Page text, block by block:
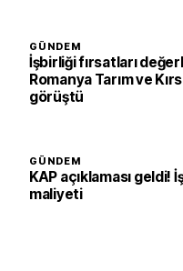
GÜNDEM
İşbirliği fırsatları
Romanya Tarım ve
görüştü
GÜNDEM
KAP açıklaması geldi!
maliyeti